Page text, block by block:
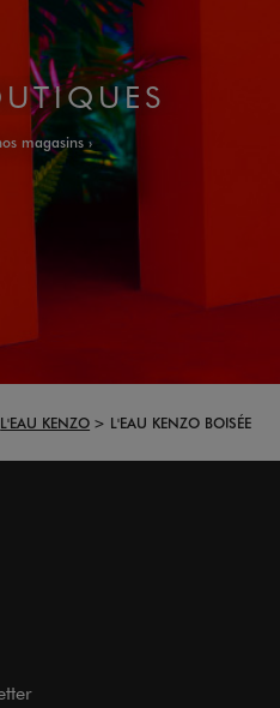
magasins
L'EAU KENZO L'EAU KENZO BOISÉE